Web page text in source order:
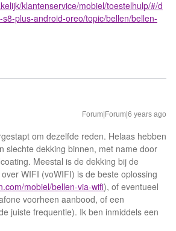
klantenservice/mobiel/toestelhulp/#/d
plus-android-oreo/topic/bellen/bellen-
Forum|Forum|6 years ago
om dezelfde reden. Helaas hebben
slechte dekking binnen, met name door
Meestal is de dekking bij de
WIFI (voWIFI) is de beste oplossing
mobiel/bellen-via-wifi), of eventueel
voorheen aanbood, of een
juiste frequentie). Ik ben inmiddels een